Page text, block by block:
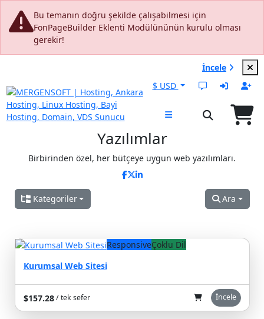
Bu temanın doğru şekilde çalışabilmesi için
FonPageBuilder Eklenti Modülününün kurulu olması
gerekir!
İncele
$ USD
0
Yazılımlar
Birbirinden özel, her bütçeye uygun web yazılımları.
Kategoriler Ara
ResponsiveÇoklu Dil
Kurumsal Web Sitesi
$157.28 / tek sefer İncele